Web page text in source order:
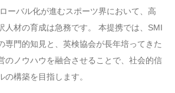
ーバル化が進むスポーツ界において、高
人材の育成は急務です。 本提携では、SMI
専門的知見と、英検協会が長年培ってきた
のノウハウを融合させることで、社会的信
構築を目指します。